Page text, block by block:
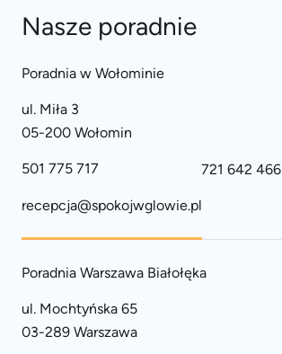
Nasze poradnie
Poradnia w Wołominie
ul. Miła 3
05-200 Wołomin
501 775 717 721 642 466
recepcja@spokojwglowie.pl
Poradnia Warszawa Białołęka
ul. Mochtyńska 65
03-289 Warszawa